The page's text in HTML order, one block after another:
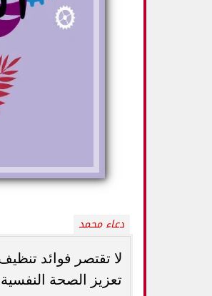
دعاء محمد
لا تقتصر فوائد
تعزيز الصحة